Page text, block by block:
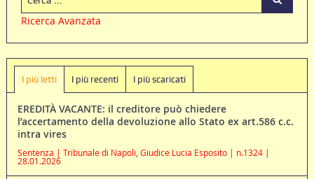
Ricerca Avanzata
I più letti I più recenti I più scaricati
EREDITÀ VACANTE: il creditore può chiedere
l’accertamento della devoluzione allo Stato ex art.586 c.c.
intra vires
Sentenza | Tribunale di Napoli, Giudice Lucia Esposito | n.1324 |
28.01.2026